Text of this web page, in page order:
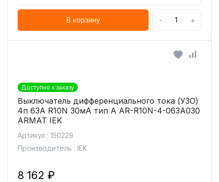
В корзину - +
Доступно к заказу
Выключатель дифференциального тока (УЗО)
4п 63А R10N 30мА тип A AR-R10N-4-063A030
ARMAT IEK
Артикул : 150229
Производитель : IEK
8 162 ₽